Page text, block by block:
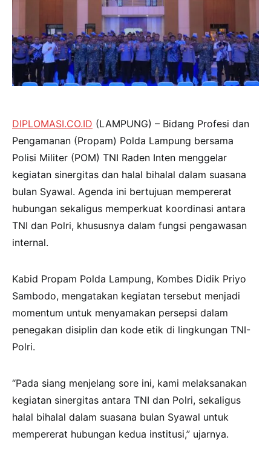
DIPLOMASI.CO.ID (LAMPUNG) – Bidang Profesi dan
Pengamanan (Propam) Polda Lampung bersama
Polisi Militer (POM) TNI Raden Inten menggelar
kegiatan sinergitas dan halal bihalal dalam suasana
bulan Syawal. Agenda ini bertujuan mempererat
hubungan sekaligus memperkuat koordinasi antara
TNI dan Polri, khususnya dalam fungsi pengawasan
internal.
Kabid Propam Polda Lampung, Kombes Didik Priyo
Sambodo, mengatakan kegiatan tersebut menjadi
momentum untuk menyamakan persepsi dalam
penegakan disiplin dan kode etik di lingkungan TNI-
Polri.
“Pada siang menjelang sore ini, kami melaksanakan
kegiatan sinergitas antara TNI dan Polri, sekaligus
halal bihalal dalam suasana bulan Syawal untuk
mempererat hubungan kedua institusi,” ujarnya.